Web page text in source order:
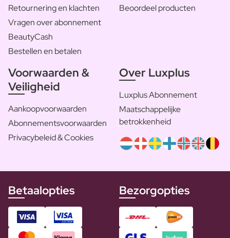
Retournering en klachten
Vragen over abonnement
BeautyCash
Bestellen en betalen
Beoordeel producten
Voorwaarden &
Veiligheid
Aankoopvoorwaarden
Abonnementsvoorwaarden
Privacybeleid & Cookies
Over Luxplus
Luxplus Abonnement
Maatschappelijke
betrokkenheid
Betaalopties Bezorgopties